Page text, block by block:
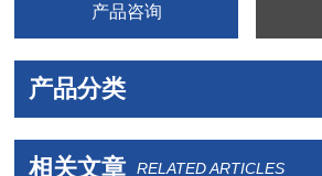
产品咨询
产品分类
相关文章 RELATED ARTICLES